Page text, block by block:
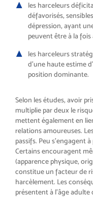
les harceleurs
défavorisés,
dépression, ayant
peuvent être à la
les harceleurs
d’une haute estime
position dominante.
Selon les études, avoir
multiplie par deux le
mettent également en
relations amoureuses.
passifs. Peu s’engagent à
Certains encouragent
(apparence physique,
constitue un facteur de
harcèlement. Les
présentent à l’âge adulte